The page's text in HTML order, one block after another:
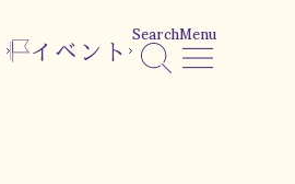
イベント
SearchMenu